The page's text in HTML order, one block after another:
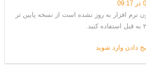
نرم افزار به روز نشده است از نسخه پایین تر
دادن وارد شوید